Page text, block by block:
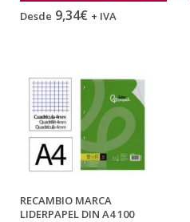
Desde 9,34€ + IVA
RECAMBIO MARCA
LIDERPAPEL DIN A4 100